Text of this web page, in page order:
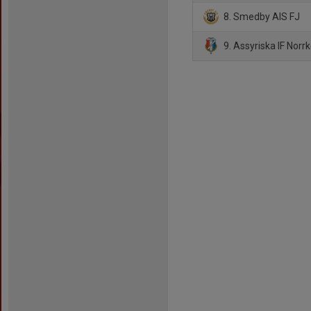
8. Smedby AIS FJ
9. Assyriska IF